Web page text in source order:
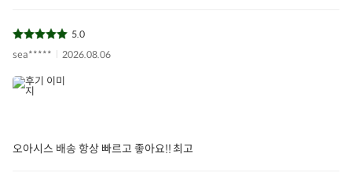
5.0
sea*****
2026.08.06
오아시스 배송 항상 빠르고 좋아요!! 최고